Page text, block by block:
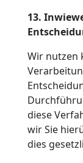
13.
Wir nutzen
diese
wir Sie
dies